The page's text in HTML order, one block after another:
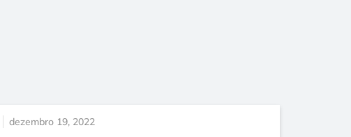
dezembro 19, 2022